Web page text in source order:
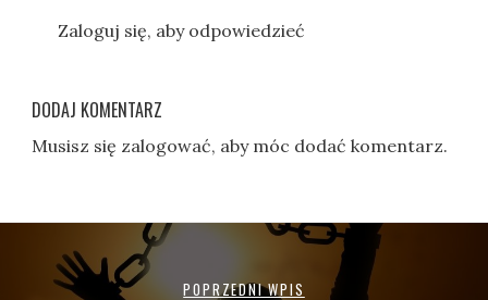
e
Zaloguj się, aby odpowiedzieć
DODAJ KOMENTARZ
Musisz się zalogować, aby móc dodać komentarz.
POPRZEDNI WPIS